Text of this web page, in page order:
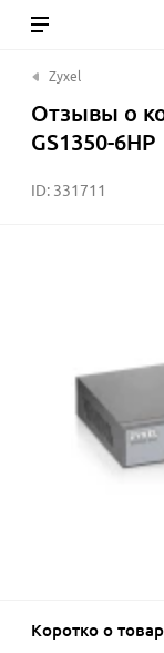
Zyxel
Отзывы о
GS1350-6HP
ID: 331711
Коротко о